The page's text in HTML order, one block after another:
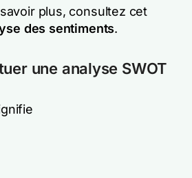
plus, consultez cet
des sentiments.
une analyse SWOT